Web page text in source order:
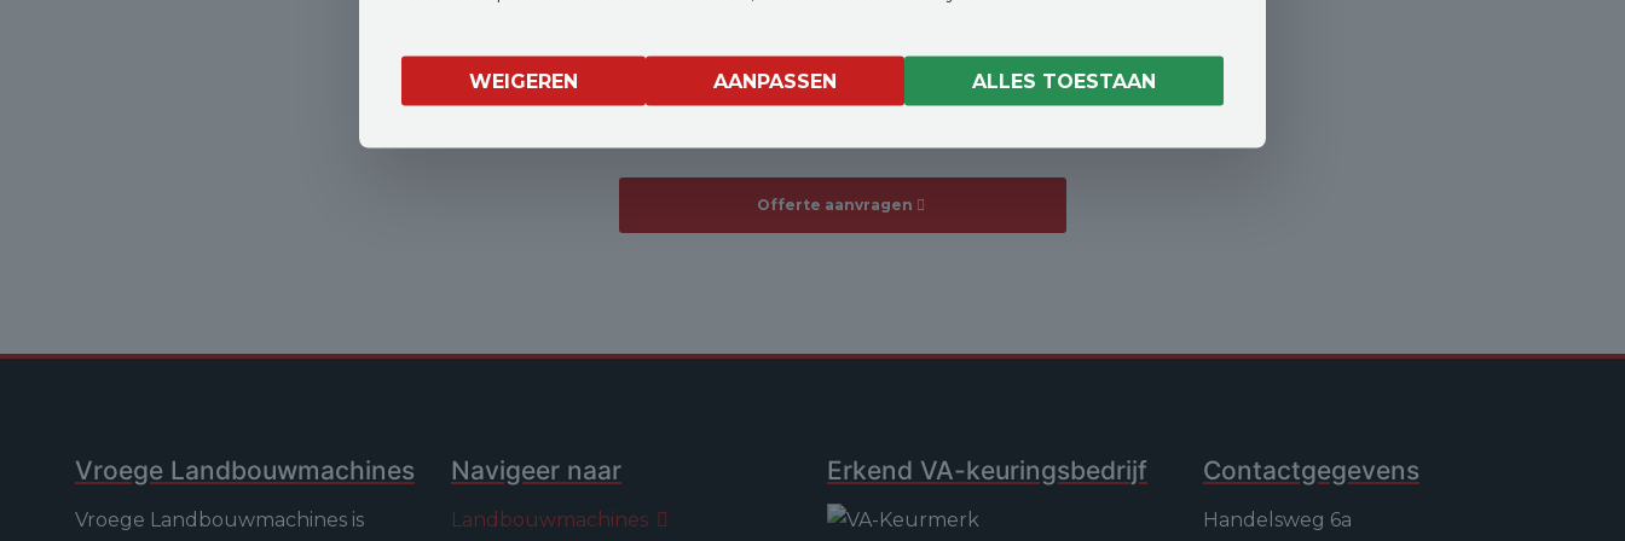
trekkracht. Ideaal voor bouw, industrie en
landbouw waar stilte en nul‑emissie gewenst
Offerte aanvragen
Vroege Landbouwmachines
Vroege Landbouwmachines is
Navigeer naar
Landbouwmachines
Erkend VA-keuringsbedrijf Contactgegevens
Handelsweg 6a
WEIGEREN AANPASSEN ALLES TOESTAAN